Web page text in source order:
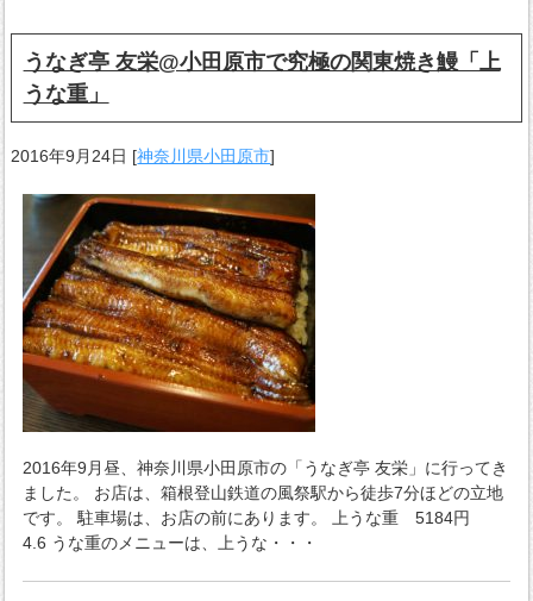
うなぎ亭 友栄@小田原市で究極の関東焼き鰻「上
うな重」
2016年9月24日 [神奈川県小田原市]
2016年9月昼、神奈川県小田原市の「うなぎ亭 友栄」に行ってき
ました。 お店は、箱根登山鉄道の風祭駅から徒歩7分ほどの立地
です。 駐車場は、お店の前にあります。 上うな重 5184円
4.6 うな重のメニューは、上うな・・・